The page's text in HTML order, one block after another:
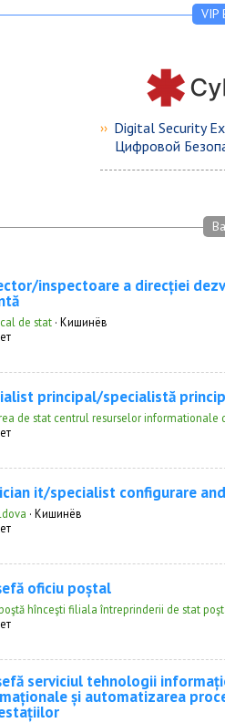
VIP
›› Digital Security
Цифровой
inspectoare a direcției
de stat · Кишинёв
principal/specialistă
de stat centrul resurselor informationale
it/specialist configurare
· Кишинёв
oficiu poștal
hînceşti filiala întreprinderii de stat
serviciul tehnologii
și automatizarea